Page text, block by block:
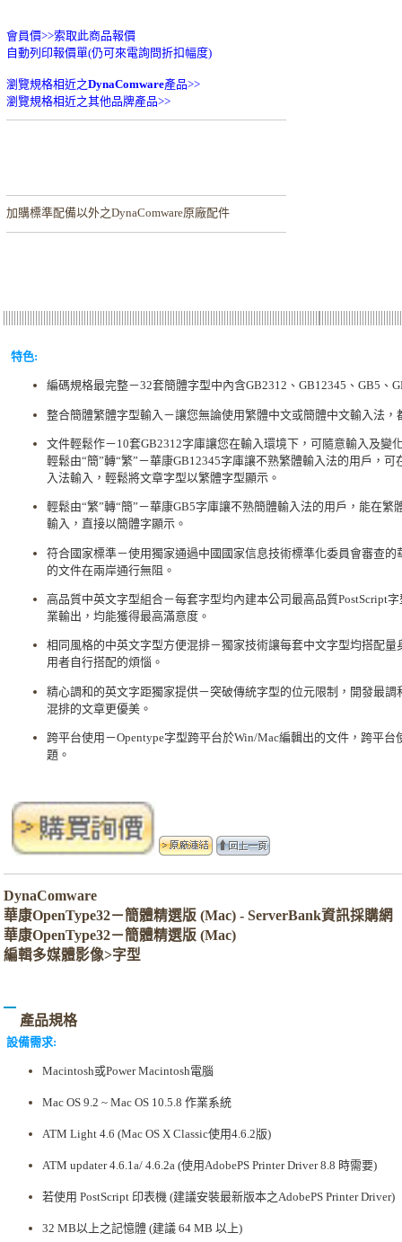
會員價>>索取此商品報價
自動列印報價單(仍可來電詢問折扣幅度)
瀏覽規格相近之DynaComware產品>>
瀏覽規格相近之其他品牌產品>>
加購標準配備以外之DynaComware原廠配件
特色:
編碼規格最完整－32套簡體字型中內含GB2312、GB12345、GB5、
整合簡體繁體字型輸入－讓您無論使用繁體中文或簡體中文輸入法，
文件輕鬆作－10套GB2312字庫讓您在輸入環境下，可隨意輸入及變
輕鬆由“簡”轉“繁”－華康GB12345字庫讓不熟繁體輸入法的用戶，
入法輸入，輕鬆將文章字型以繁體字型顯示。
輕鬆由“繁”轉“簡”－華康GB5字庫讓不熟簡體輸入法的用戶，能在繁
輸入，直接以簡體字顯示。
符合國家標準－使用獨家通過中國國家信息技術標準化委員會審查的
的文件在兩岸通行無阻。
高品質中英文字型組合－每套字型均內建本公司最高品質PostScript
業輸出，均能獲得最高滿意度。
相同風格的中英文字型方便混排－獨家技術讓每套中文字型均搭配量
用者自行搭配的煩惱。
精心調和的英文字距獨家提供－突破傳統字型的位元限制，開發最調
混排的文章更優美。
跨平台使用－Opentype字型跨平台於Win/Mac編輯出的文件，跨平
題。
DynaComware
華康OpenType32－簡體精選版 (Mac) - ServerBank資訊採購網
華康OpenType32－簡體精選版 (Mac)
編輯多媒體影像>字型
產品規格
設備需求:
Macintosh或Power Macintosh電腦
Mac OS 9.2 ~ Mac OS 10.5.8 作業系統
ATM Light 4.6 (Mac OS X Classic使用4.6.2版)
ATM updater 4.6.1a/ 4.6.2a (使用AdobePS Printer Driver 8.8 時需要)
若使用 PostScript 印表機 (建議安裝最新版本之AdobePS Printer Driver)
32 MB以上之記憶體 (建議 64 MB 以上)